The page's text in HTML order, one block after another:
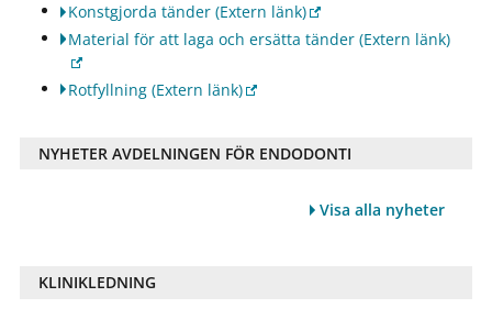
Konstgjorda tänder (Extern länk)
Material för att laga och ersätta tänder (Extern länk)
Rotfyllning (Extern länk)
NYHETER AVDELNINGEN FÖR ENDODONTI
Visa alla nyheter
KLINIKLEDNING